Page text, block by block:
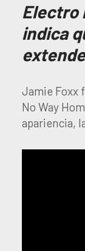
Electro
indica
Jamie Foxx
No Way
apariencia,